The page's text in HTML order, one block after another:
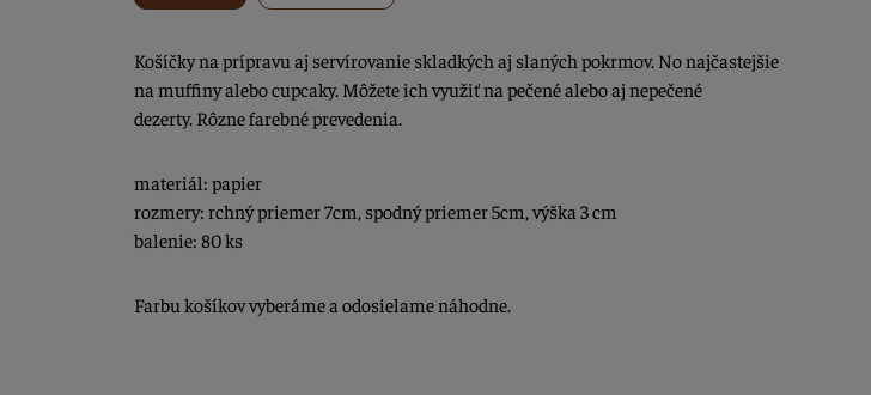
Košíčky na prípravu aj servírovanie skladkých aj slaných pokrmov. No najčastejšie
na muffiny alebo cupcaky. Môžete ich využiť na pečené alebo aj nepečené
dezerty. Rôzne farebné prevedenia.
materiál: papier
rozmery: rchný priemer 7cm, spodný priemer 5cm, výška 3 cm
balenie: 80 ks
Farbu košíkov vyberáme a odosielame náhodne.